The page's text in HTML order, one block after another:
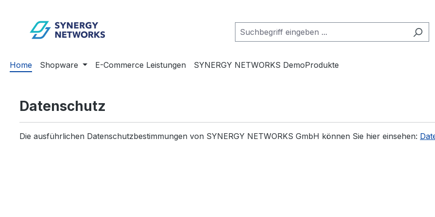
Home Shopware E-Commerce Leistungen SYNERGY NETWORKS DemoProdukte
Datenschutz
Die ausführlichen Datenschutzbestimmungen von SYNERGY NETWORKS GmbH können Sie hier einsehen: